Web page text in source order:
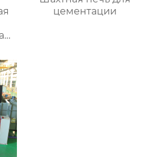
цементации